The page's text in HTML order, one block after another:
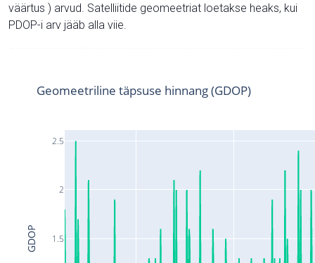
väärtus ) arvud. Satelliitide geomeetriat loetakse heaks, kui
PDOP-i arv jääb alla viie.
1.5
2
2.5
Geomeetriline täpsuse hinnang (GDOP)
GDOP